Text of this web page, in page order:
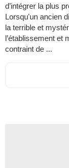
d’intégrer la plus
Lorsqu'un ancien
la terrible et
l’établissement et
contraint de ...